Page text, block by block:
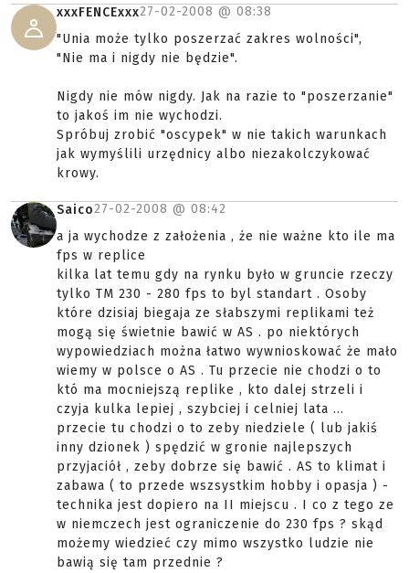
xxxFENCExxx27-02-2008 @ 08:38
"Unia może tylko poszerzać zakres wolności",
"Nie ma i nigdy nie będzie".
Nigdy nie mów nigdy. Jak na razie to "poszerzanie"
to jakoś im nie wychodzi.
Spróbuj zrobić "oscypek" w nie takich warunkach
jak wymyślili urzędnicy albo niezakolczykować
krowy.
Saico27-02-2008 @ 08:42
a ja wychodze z założenia , że nie ważne kto ile ma
fps w replice
kilka lat temu gdy na rynku było w gruncie rzeczy
tylko TM 230 - 280 fps to byl standart . Osoby
które dzisiaj biegaja ze słabszymi replikami też
mogą się świetnie bawić w AS . po niektórych
wypowiedziach można łatwo wywnioskować że mało
wiemy w polsce o AS . Tu przecie nie chodzi o to
któ ma mocniejszą replike , kto dalej strzeli i
czyja kulka lepiej , szybciej i celniej lata ...
przecie tu chodzi o to zeby niedziele ( lub jakiś
inny dzionek ) spędzić w gronie najlepszych
przyjaciół , zeby dobrze się bawić . AS to klimat i
zabawa ( to przede wszsystkim hobby i opasja ) -
technika jest dopiero na II miejscu . I co z tego ze
w niemczech jest ograniczenie do 230 fps ? skąd
możemy wiedzieć czy mimo wszystko ludzie nie
bawią się tam przednie ?